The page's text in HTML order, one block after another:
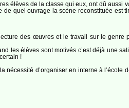
élèves de la classe qui eux, ont dû aussi
quel ouvrage la scène reconstituée est
des œuvres et le travail sur le genre
les élèves sont motivés c’est déjà une
!
d’organiser en interne à l’école